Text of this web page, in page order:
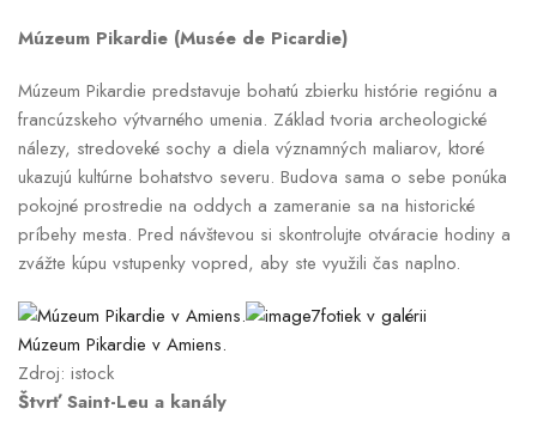
Múzeum Pikardie (Musée de Picardie)
Múzeum Pikardie predstavuje bohatú zbierku histórie regiónu a
francúzskeho výtvarného umenia. Základ tvoria archeologické
nálezy, stredoveké sochy a diela významných maliarov, ktoré
ukazujú kultúrne bohatstvo severu. Budova sama o sebe ponúka
pokojné prostredie na oddych a zameranie sa na historické
príbehy mesta. Pred návštevou si skontrolujte otváracie hodiny a
zvážte kúpu vstupenky vopred, aby ste využili čas naplno.
7fotiek v galérii
Múzeum Pikardie v Amiens.
Zdroj: istock
Štvrť Saint-Leu a kanály